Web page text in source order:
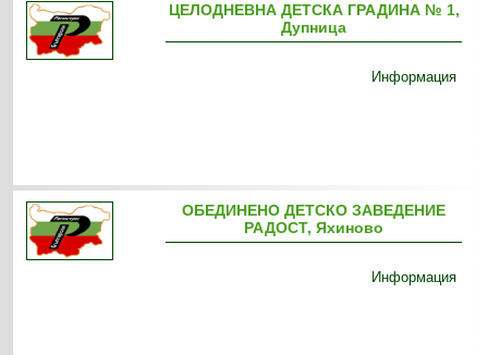
ЦЕЛОДНЕВНА ДЕТСКА ГРАДИНА № 1,
Дупница
Информация
ОБЕДИНЕНО ДЕТСКО ЗАВЕДЕНИЕ
РАДОСТ, Яхиново
Информация